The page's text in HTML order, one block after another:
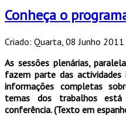
Conheça o
Criado: Quarta, 08 Junho
As sessões plenárias,
fazem parte das
informações completas
temas dos trabalhos
conferência. (Texto em